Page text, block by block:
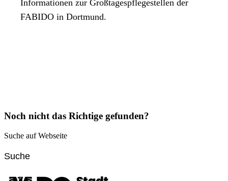
Informationen zur Großtagespflegestellen der
FABIDO in Dortmund.
Noch nicht das Richtige gefunden?
Suche auf Webseite